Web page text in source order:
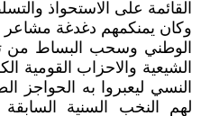
القائمة على الاستحواذ
وكان يمنكمهم دغدغة مشاعر
الوطني وسحب البساط من
الشيعية والاحزاب القومية
النسي ليعبروا به الحواجز
لهم النخب السنية